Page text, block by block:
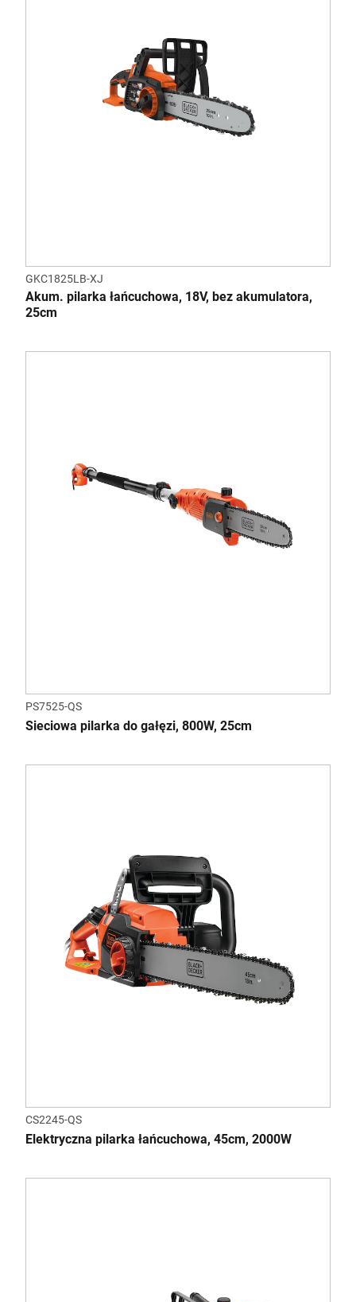
GKC1825LB-XJ
Akum. pilarka łańcuchowa, 18V, bez akumulatora,
25cm
PS7525-QS
Sieciowa pilarka do gałęzi, 800W, 25cm
CS2245-QS
Elektryczna pilarka łańcuchowa, 45cm, 2000W